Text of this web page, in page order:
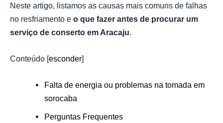
Neste artigo, listamos as causas mais comuns de falhas
no resfriamento e o que fazer antes de procurar um
serviço de conserto em Aracaju.
Conteúdo [esconder]
Falta de energia ou problemas na tomada em
sorocaba
Perguntas Frequentes